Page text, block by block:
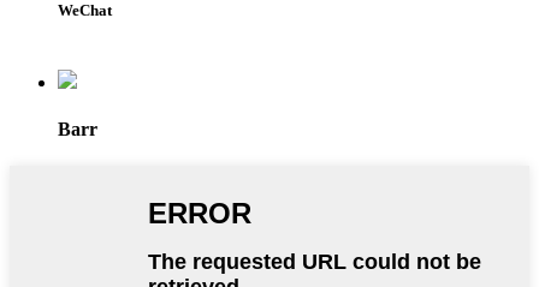
WeChat
Barr